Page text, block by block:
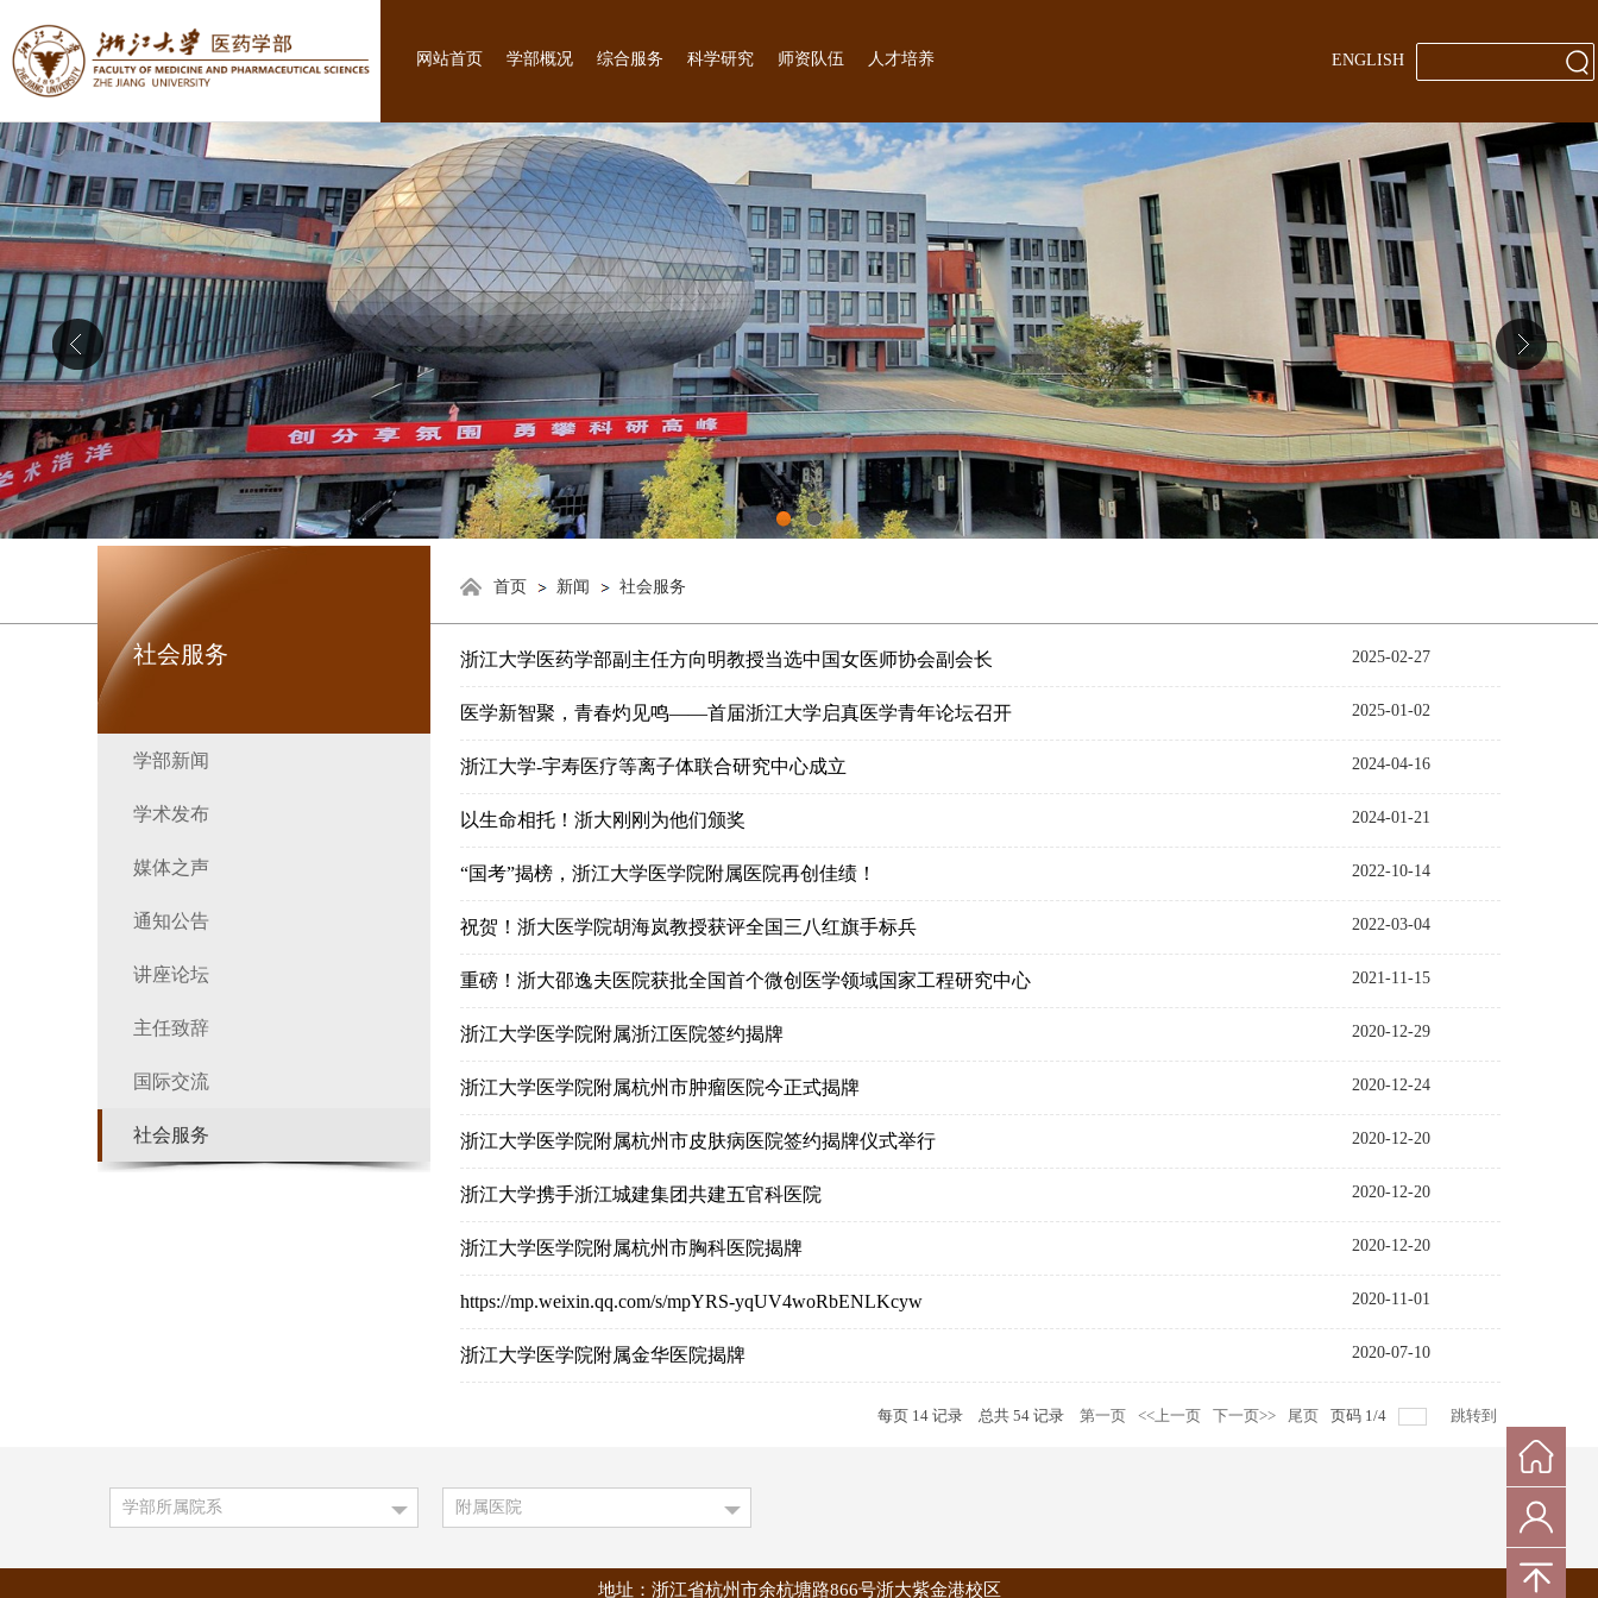
网站首页 学部概况 综合服务 科学研究 师资队伍 人才培养 ENGLISH
1 2
社会服务
学部新闻
学术发布
媒体之声
通知公告
讲座论坛
主任致辞
国际交流
社会服务
首页 新闻 社会服务
浙江大学医药学部副主任方向明教授当选中国女医师协会副会长 2025-02-27
医学新智聚，青春灼见鸣——首届浙江大学启真医学青年论坛召开 2025-01-02
浙江大学-宇寿医疗等离子体联合研究中心成立 2024-04-16
以生命相托！浙大刚刚为他们颁奖 2024-01-21
“国考”揭榜，浙江大学医学院附属医院再创佳绩！ 2022-10-14
祝贺！浙大医学院胡海岚教授获评全国三八红旗手标兵 2022-03-04
重磅！浙大邵逸夫医院获批全国首个微创医学领域国家工程研究中心 2021-11-15
浙江大学医学院附属浙江医院签约揭牌 2020-12-29
浙江大学医学院附属杭州市肿瘤医院今正式揭牌 2020-12-24
浙江大学医学院附属杭州市皮肤病医院签约揭牌仪式举行 2020-12-20
浙江大学携手浙江城建集团共建五官科医院 2020-12-20
浙江大学医学院附属杭州市胸科医院揭牌 2020-12-20
https://mp.weixin.qq.com/s/mpYRS-yqUV4woRbENLKcyw 2020-11-01
浙江大学医学院附属金华医院揭牌 2020-07-10
每页 14 记录 总共 54 记录 第一页 <<上一页 下一页>> 尾页 页码 1 /4 跳转到
学部所属院系 附属医院
地址：浙江省杭州市余杭塘路866号浙大紫金港校区